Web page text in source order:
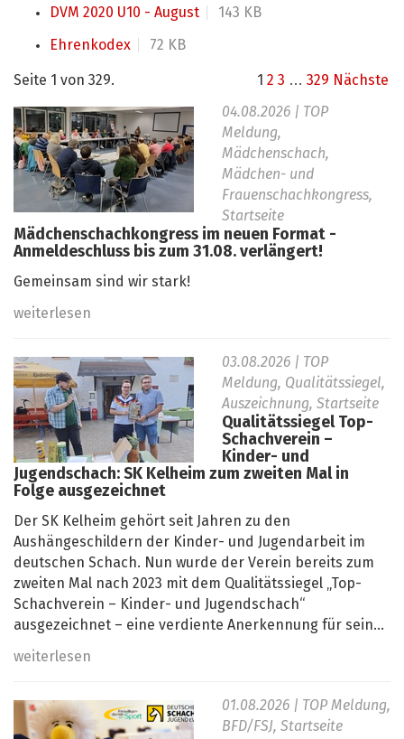
DVM 2020 U10 - August 143 KB
Ehrenkodex 72 KB
Seite 1 von 329. 1 2 3 … 329 Nächste
04.08.2026 | TOP
Meldung,
Mädchenschach,
Mädchen- und
Frauenschachkongress,
Startseite
Mädchenschachkongress im neuen Format -
Anmeldeschluss bis zum 31.08. verlängert!
Gemeinsam sind wir stark!
weiterlesen
03.08.2026 | TOP
Meldung, Qualitätssiegel,
Auszeichnung, Startseite
Qualitätssiegel Top-
Schachverein –
Kinder- und
Jugendschach: SK Kelheim zum zweiten Mal in
Folge ausgezeichnet
Der SK Kelheim gehört seit Jahren zu den
Aushängeschildern der Kinder- und Jugendarbeit im
deutschen Schach. Nun wurde der Verein bereits zum
zweiten Mal nach 2023 mit dem Qualitätssiegel „Top-
Schachverein – Kinder- und Jugendschach“
ausgezeichnet – eine verdiente Anerkennung für sein...
weiterlesen
01.08.2026 | TOP Meldung,
BFD/FSJ, Startseite